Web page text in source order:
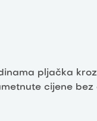
pljačka
cijene